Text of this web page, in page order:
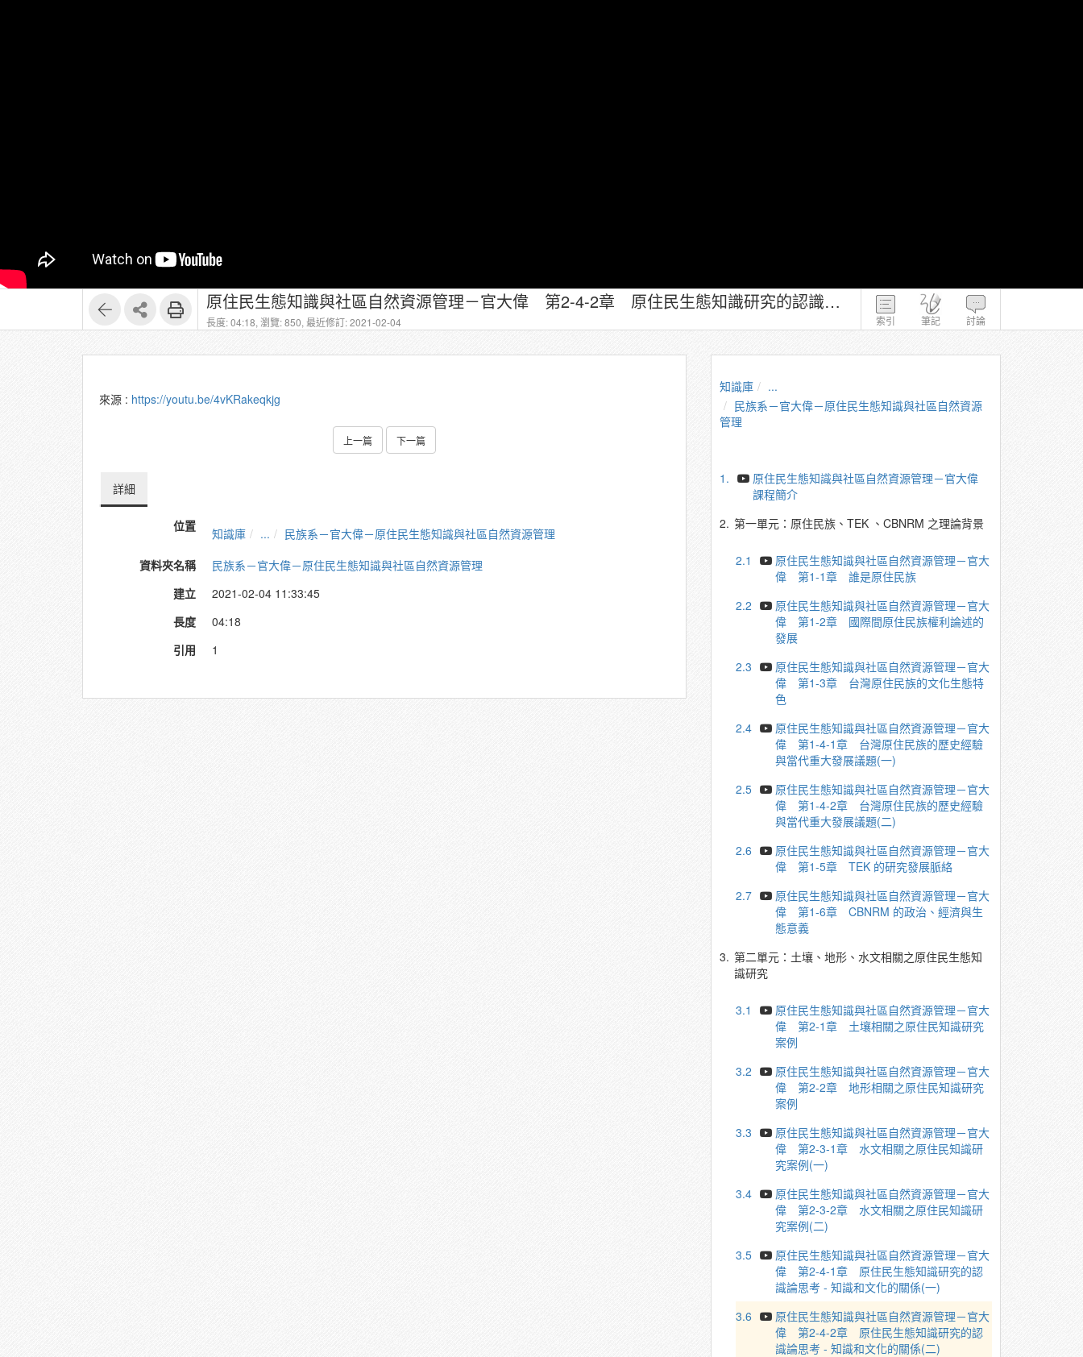
索引 筆記 討論
原住民生態知識與社區自然資源管理－官大偉 第2-4-2章 原住民生態知識研究的認識論思考 - 知識和文化的關係(二)
長度: 04:18, 瀏覽: 850, 最近修訂: 2021-02-04
來源 : https://youtu.be/4vKRakeqkjg
上一篇 下一篇
詳細
位置 知識庫 ...
民族系－官大偉－原住民生態知識與社區自然資源管理
資料夾名稱
民族系－官大偉－原住民生態知識與社區自然資源管理
建立
2021-02-04 11:33:45
長度
04:18
引用
1
知識庫
...
民族系－官大偉－原住民生態知識與社區自然資源
管理
1.
原住民生態知識與社區自然資源管理－官大偉
課程簡介
2. 第一單元：原住民族、TEK 、CBNRM 之理論背景
2.1
原住民生態知識與社區自然資源管理－官大
偉 第1-1章 誰是原住民族
2.2
原住民生態知識與社區自然資源管理－官大
偉 第1-2章 國際間原住民族權利論述的
發展
2.3
原住民生態知識與社區自然資源管理－官大
偉 第1-3章 台灣原住民族的文化生態特
色
2.4
原住民生態知識與社區自然資源管理－官大
偉 第1-4-1章 台灣原住民族的歷史經驗
與當代重大發展議題(一)
2.5
原住民生態知識與社區自然資源管理－官大
偉 第1-4-2章 台灣原住民族的歷史經驗
與當代重大發展議題(二)
2.6
原住民生態知識與社區自然資源管理－官大
偉 第1-5章 TEK 的研究發展脈絡
2.7
原住民生態知識與社區自然資源管理－官大
偉 第1-6章 CBNRM 的政治、經濟與生
態意義
3. 第二單元：土壤、地形、水文相關之原住民生態知
識研究
3.1
原住民生態知識與社區自然資源管理－官大
偉 第2-1章 土壤相關之原住民知識研究
案例
3.2
原住民生態知識與社區自然資源管理－官大
偉 第2-2章 地形相關之原住民知識研究
案例
3.3
原住民生態知識與社區自然資源管理－官大
偉 第2-3-1章 水文相關之原住民知識研
究案例(一)
3.4
原住民生態知識與社區自然資源管理－官大
偉 第2-3-2章 水文相關之原住民知識研
究案例(二)
3.5
原住民生態知識與社區自然資源管理－官大
偉 第2-4-1章 原住民生態知識研究的認
識論思考 - 知識和文化的關係(一)
3.6
原住民生態知識與社區自然資源管理－官大
偉 第2-4-2章 原住民生態知識研究的認
識論思考 - 知識和文化的關係(二)